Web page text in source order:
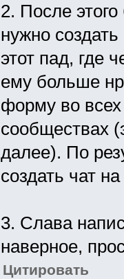
2. После
нужно
этот пад, где
ему больше
форму во
сообществах
далее). По
создать чат
3. Слава
наверное,
Цитировать